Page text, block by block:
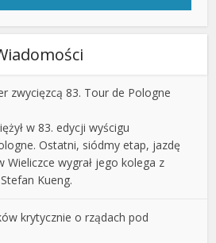
zwycięzcą 83. Tour de Pologne
w 83. edycji wyścigu
Ostatni, siódmy etap, jazdę
Wieliczce wygrał jego kolega z
Kueng.
krytycznie o rządach pod